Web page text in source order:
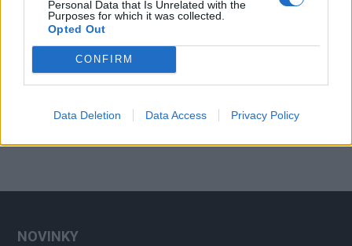
Personal Data that Is Unrelated with the
Purposes for which it was collected.
Opted Out
CONFIRM
Data Deletion Data Access Privacy Policy
NOVINKY